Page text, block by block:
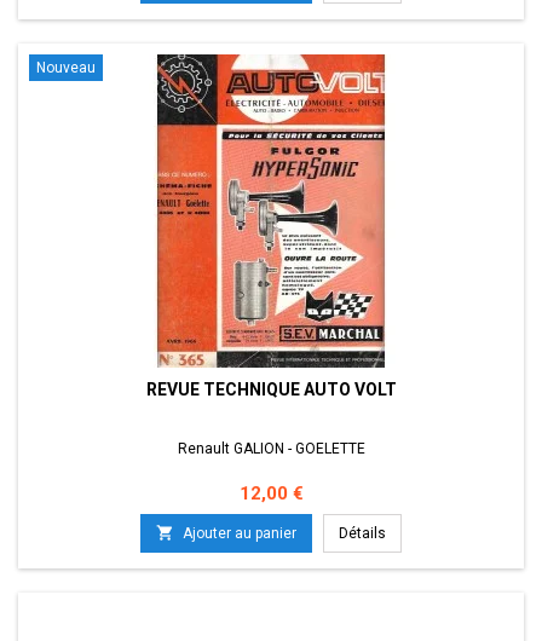
Nouveau
REVUE TECHNIQUE AUTO VOLT
Renault GALION - GOELETTE
Prix
12,00 €
 Ajouter au panier Détails